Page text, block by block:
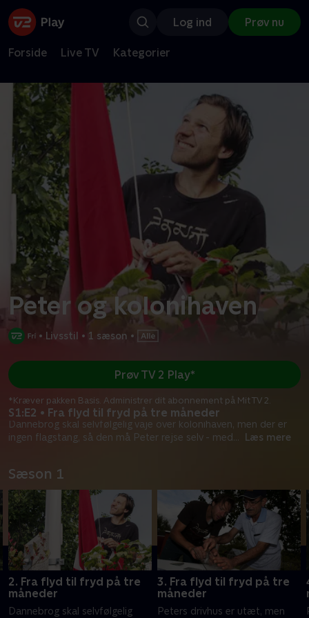
Log ind Prøv nu
Forside Live TV Kategorier
Peter og kolonihaven
• Livsstil • 1 sæson •
S1:E2 • Fra flyd til fryd på tre måneder
Dannebrog skal selvfølgelig vaje over kolonihaven, men der er
ingen flagstang, så den må Peter rejse selv - med ... Læs mere
Prøv TV 2 Play*
*Kræver pakken Basis. Administrer dit abonnement på Mit TV 2.
Sæson 1
2. Fra flyd til fryd på tre
måneder
Dannebrog skal selvfølgelig
3. Fra flyd til fryd på tre
måneder
Peters drivhus er utæt, men